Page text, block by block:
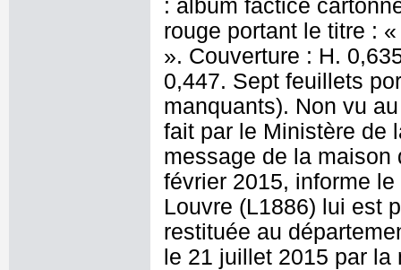
: album factice
rouge portant le titre :
». Couverture : H.
0,447. Sept feuillets
manquants). Non vu
fait par le Ministère de
message de la maison
février 2015, informe
Louvre (L1886) lui est
restituée au
le 21 juillet 2015 par